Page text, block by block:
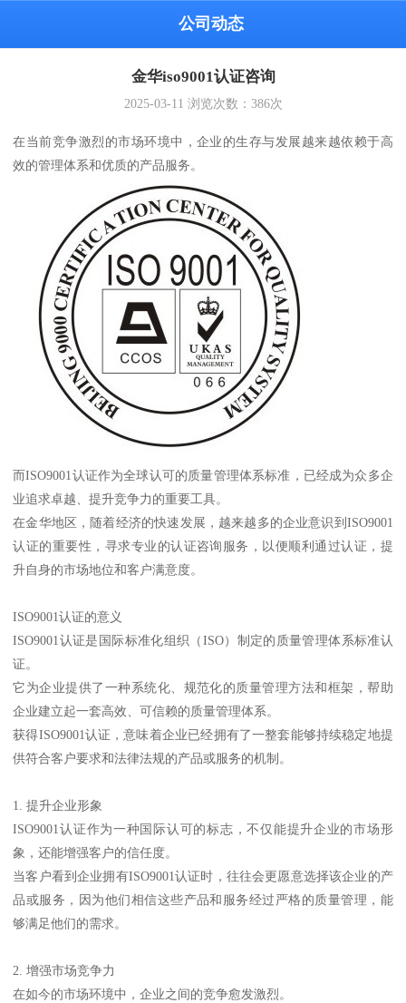
公司动态
金华iso9001认证咨询
2025-03-11 浏览次数： 386次
在当前竞争激烈的市场环境中，企业的生存与发展越来越依赖于高
效的管理体系和优质的产品服务。
而ISO9001认证作为全球认可的质量管理体系标准，已经成为众多企
业追求卓越、提升竞争力的重要工具。
在金华地区，随着经济的快速发展，越来越多的企业意识到ISO9001
认证的重要性，寻求专业的认证咨询服务，以便顺利通过认证，提
升自身的市场地位和客户满意度。
ISO9001认证的意义
ISO9001认证是国际标准化组织（ISO）制定的质量管理体系标准认
证。
它为企业提供了一种系统化、规范化的质量管理方法和框架，帮助
企业建立起一套高效、可信赖的质量管理体系。
获得ISO9001认证，意味着企业已经拥有了一整套能够持续稳定地提
供符合客户要求和法律法规的产品或服务的机制。
1. 提升企业形象
ISO9001认证作为一种国际认可的标志，不仅能提升企业的市场形
象，还能增强客户的信任度。
当客户看到企业拥有ISO9001认证时，往往会更愿意选择该企业的产
品或服务，因为他们相信这些产品和服务经过严格的质量管理，能
够满足他们的需求。
2. 增强市场竞争力
在如今的市场环境中，企业之间的竞争愈发激烈。